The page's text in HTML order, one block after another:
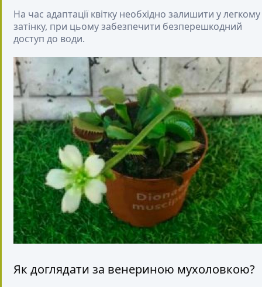
На час адаптації квітку необхідно залишити у легкому
затінку, при цьому забезпечити безперешкодний
доступ до води.
Як доглядати за венериною мухоловкою?